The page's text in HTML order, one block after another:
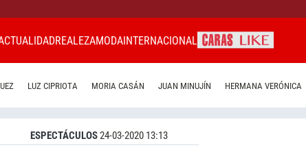
REALEZAMODAINTERNACIONAL
LUZ CIPRIOTA MORIA CASÁN JUAN MINUJÍN HERMANA VERÓNICA
ESPECTÁCULOS24-03-2020 13:13